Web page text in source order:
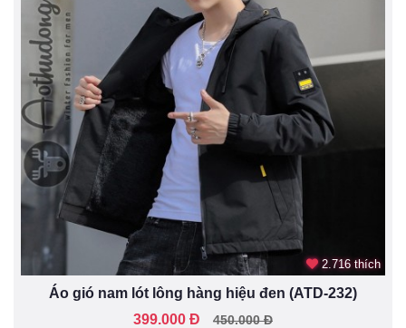
2.716 thích
Áo gió nam lót lông hàng hiệu đen (ATD-232)
399.000 Đ
450.000 Đ